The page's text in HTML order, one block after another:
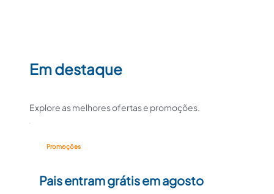
Em destaque
Explore as melhores ofertas e promoções.
Promoções
Pais entram grátis em agosto